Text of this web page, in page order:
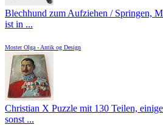
Blechhund zum Aufziehen / Springen,
ist in ...
Moster Olga - Antik og Design
Christian X Puzzle mit 130 Teilen,
sonst ...